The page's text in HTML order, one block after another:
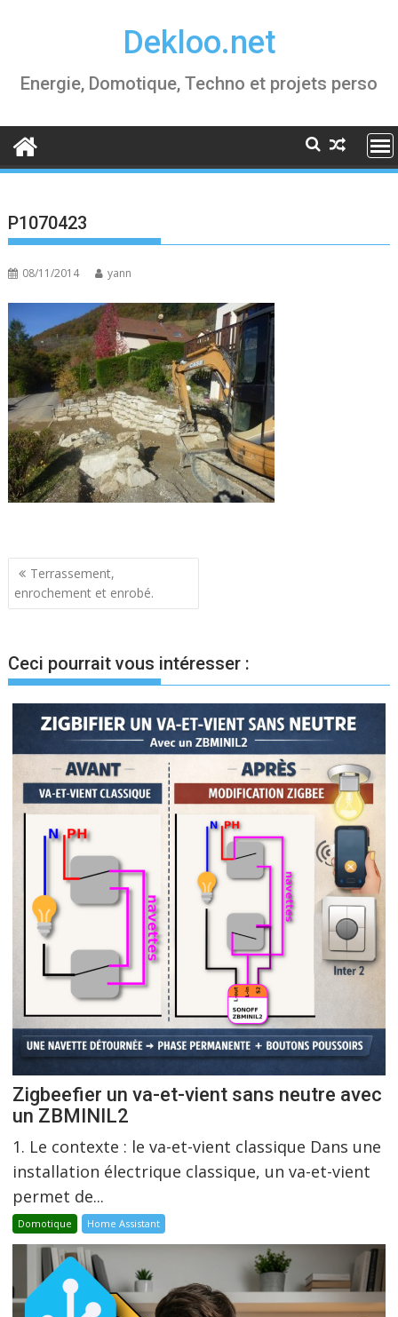
Dekloo.net
Energie, Domotique, Techno et projets perso
P1070423
08/11/2014 yann
Navigation
de
Terrassement,
enrochement et enrobé.
Ceci pourrait vous intéresser :
Zigbeefier un va-et-vient sans neutre avec
un ZBMINIL2
1. Le contexte : le va-et-vient classique Dans une
installation électrique classique, un va-et-vient
permet de...
Domotique Home Assistant